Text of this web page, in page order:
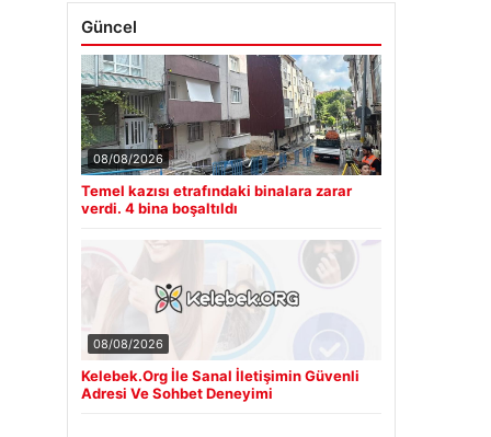
Güncel
08/08/2026
Temel kazısı etrafındaki binalara zarar
verdi. 4 bina boşaltıldı
08/08/2026
Kelebek.Org İle Sanal İletişimin Güvenli
Adresi Ve Sohbet Deneyimi